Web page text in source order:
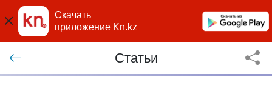
Скачать
приложение Kn.kz
Статьи